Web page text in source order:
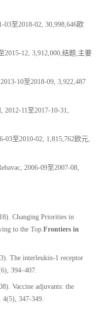
03至2018-02, 30,998,646欧
2015-12, 3,912,000,结题,主要
10至2018-09, 3,922,487
11至2017-10-31,
03至2010-02, 1,815,762欧元,
2006-09至2007-08,
Changing Priorities in
to the Top.Frontiers in
The interleukin-1 receptor
394–407.
Vaccine adjuvants: the
, 4(5), 347-349.